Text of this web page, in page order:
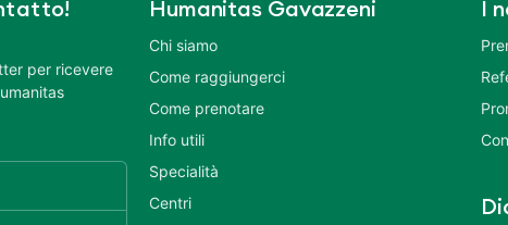
per ricevere
Humanitas Gavazzeni
Chi siamo
Come raggiungerci
Come prenotare
Info utili
Specialità
Centri
I